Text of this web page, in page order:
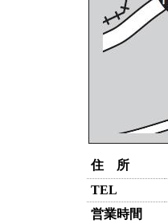
住 所
TEL
営業時間